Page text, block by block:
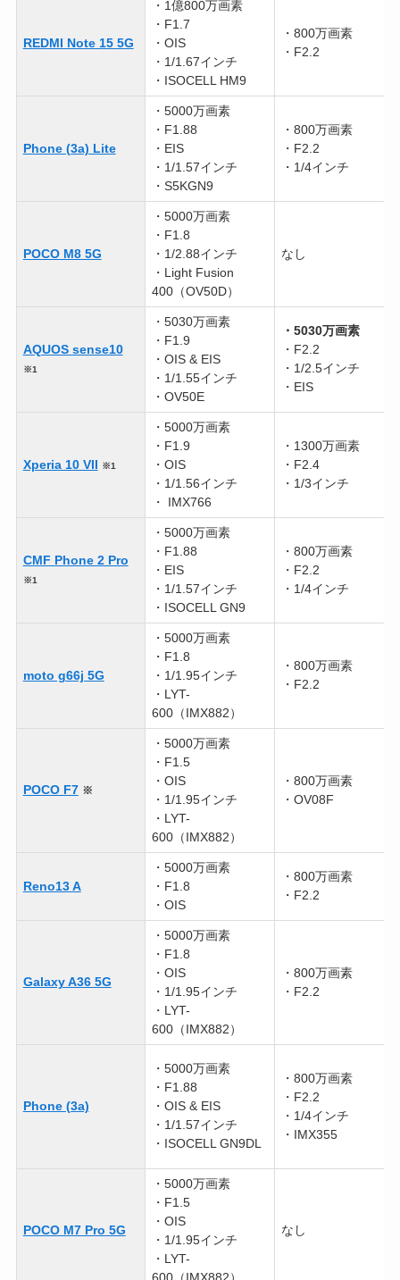
REDMI Note 15 5G
・1億800万画素
・F1.7
・OIS
・1/1.67インチ
・ISOCELL HM9
・800万画素
・F2.2
Phone (3a) Lite
・5000万画素
・F1.88
・EIS
・1/1.57インチ
・S5KGN9
・800万画素
・F2.2
・1/4インチ
POCO M8 5G
・5000万画素
・F1.8
・1/2.88インチ
・Light Fusion
400（OV50D）
なし
AQUOS sense10
※1
・5030万画素
・F1.9
・OIS & EIS
・1/1.55インチ
・OV50E
・5030万画素
・F2.2
・1/2.5インチ
・EIS
Xperia 10 VII ※1
・5000万画素
・F1.9
・OIS
・1/1.56インチ
・ IMX766
・1300万画素
・F2.4
・1/3インチ
CMF Phone 2 Pro
※1
・5000万画素
・F1.88
・EIS
・1/1.57インチ
・ISOCELL GN9
・800万画素
・F2.2
・1/4インチ
moto g66j 5G
・5000万画素
・F1.8
・1/1.95インチ
・LYT-
600（IMX882）
・800万画素
・F2.2
POCO F7 ※
・5000万画素
・F1.5
・OIS
・1/1.95インチ
・LYT-
600（IMX882）
・800万画素
・OV08F
Reno13 A
・5000万画素
・F1.8
・OIS
・800万画素
・F2.2
Galaxy A36 5G
・5000万画素
・F1.8
・OIS
・1/1.95インチ
・LYT-
600（IMX882）
・800万画素
・F2.2
Phone (3a)
・5000万画素
・F1.88
・OIS & EIS
・1/1.57インチ
・ISOCELL GN9DL
・800万画素
・F2.2
・1/4インチ
・IMX355
POCO M7 Pro 5G
・5000万画素
・F1.5
・OIS
・1/1.95インチ
・LYT-
なし